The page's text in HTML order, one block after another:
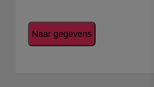
Naar gegevens